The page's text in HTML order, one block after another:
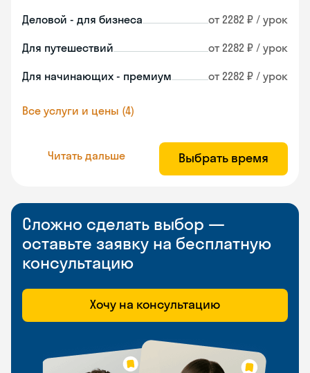
Деловой - для бизнеса от 2282 ₽ / урок
Для путешествий от 2282 ₽ / урок
Для начинающих - премиум от 2282 ₽ / урок
Все услуги и цены (4)
Читать дальше Выбрать время
Сложно сделать выбор —
оставьте заявку на бесплатную
консультацию
Хочу на консультацию